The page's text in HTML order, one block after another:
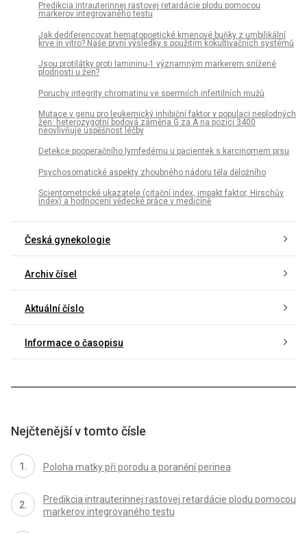
Predikcia intrauterinnej rastovej retardácie plodu pomocou
markerov integrovaného testu
Jak dediferencovat hematopoetické kmenové buňky z umbilikální
krve in vitro? Naše první výsledky s použitím kokultivačních systémů
Jsou protilátky proti lamininu-1 významným markerem snížené
plodnosti u žen?
Poruchy integrity chromatinu ve spermiích infertilních mužů
Mutace v genu pro leukemický inhibiční faktor v populaci neplodných
žen: heterozygotní bodová záměna G za A na pozici 3400
neovlivňuje úspěšnost léčby
Detekce pooperačního lymfedému u pacientek s karcinomem prsu
Psychosomatické aspekty zhoubného nádoru těla děložního
Scientometrické ukazatele (citační index, impakt faktor, Hirschův
index) a hodnocení vědecké práce v medicíně
Česká gynekologie
Archiv čísel
Aktuální číslo
Informace o časopisu
Nejčtenější v tomto čísle
Poloha matky při porodu a poranění perinea
Predikcia intrauterinnej rastovej retardácie plodu pomocou
markerov integrovaného testu